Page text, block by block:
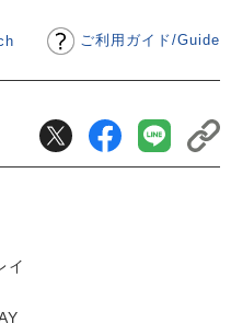
ご利用ガイド/Guide
イ